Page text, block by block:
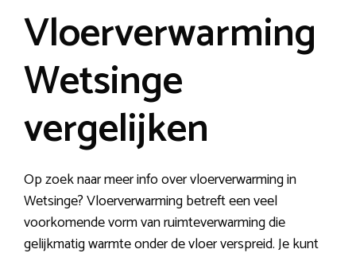
Vloerverwarming
Wetsinge
vergelijken
Op zoek naar meer info over vloerverwarming in
Wetsinge? Vloerverwarming betreft een veel
voorkomende vorm van ruimteverwarming die
gelijkmatig warmte onder de vloer verspreid. Je kunt